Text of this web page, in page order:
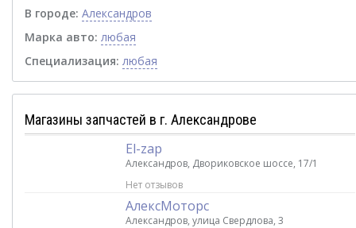
В городе: Александров
Марка авто: любая
Специализация: любая
Магазины запчастей в г. Александрове
El-zap
Александров, Двориковское шоссе, 17/1
Нет отзывов
АлексМоторс
Александров, улица Свердлова, 3